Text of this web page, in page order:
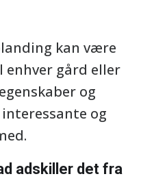
kan være
gård eller
og
og
adskiller det fra